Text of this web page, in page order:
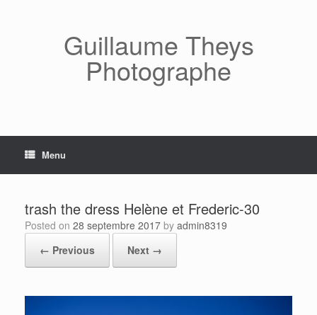
Guillaume Theys
Photographe
Menu
trash the dress Helène et Frederic-30
Posted on 28 septembre 2017 by admin8319
← Previous
Next →